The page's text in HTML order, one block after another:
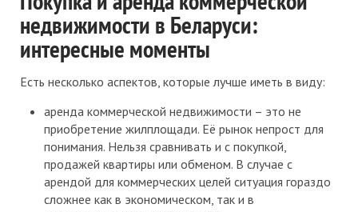
недвижимости в Беларуси:
интересные моменты
Есть несколько аспектов, которые лучше иметь в виду:
аренда коммерческой недвижимости – это не
приобретение жилплощади. Её рынок непрост для
понимания. Нельзя сравнивать и с покупкой,
продажей квартиры или обменом. В случае с
арендой для коммерческих целей ситуация гораздо
сложнее как в экономическом, так и в